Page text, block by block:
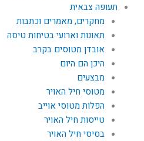
תעופה צבאית
מחקרים, מאמרים וכתבות
תאונות וארועי בטיחות טיסה
אובדן מטוסים בקרב
היכן הם היום
מבצעים
מטוסי חיל האויר
הפלות מטוסי אוייב
טייסות חיל האויר
בסיסי חיל האויר